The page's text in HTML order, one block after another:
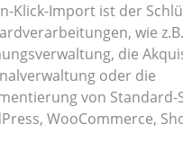
Klick-Import ist der
wie
die
oder die
von Standard-
WooCommerce,